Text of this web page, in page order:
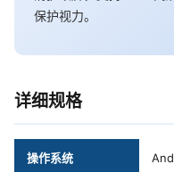
保护视力。
详细规格
操作系统